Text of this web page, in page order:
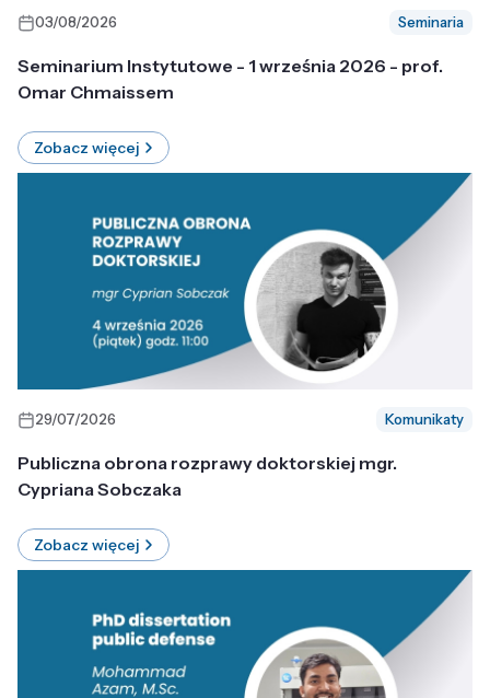
03/08/2026 Seminaria
Seminarium Instytutowe - 1 września 2026 - prof.
Omar Chmaissem
Zobacz więcej
29/07/2026 Komunikaty
Publiczna obrona rozprawy doktorskiej mgr.
Cypriana Sobczaka
Zobacz więcej